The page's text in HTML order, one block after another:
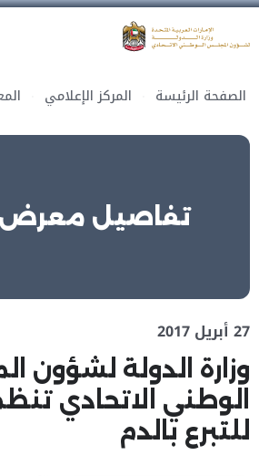
الصفحة الرئيسة المركز الإعلامي
تفاصيل معرض
27 أبريل 2017
وزارة الدولة لشؤون
الوطني الاتحادي
للتبرع بالدم